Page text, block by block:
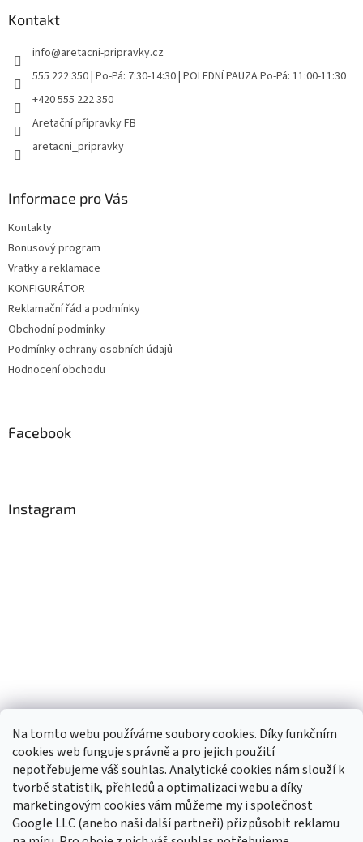
Na tomto webu používáme soubory cookies. Díky funkčním
cookies web funguje správně a pro jejich použití
nepotřebujeme váš souhlas. Analytické cookies nám slouží k
tvorbě statistik, přehledů a optimalizaci webu a díky
marketingovým cookies vám můžeme my i společnost
Google LLC (anebo naši další partneři) přizpůsobit reklamu
Kontakt
info@aretacni-pripravky.cz
555 222 350 | Po-Pá: 7:30-14:30 | POLEDNÍ PAUZA Po-Pá: 11:00-11:30
+420 555 222 350
Aretační přípravky FB
aretacni_pripravky
Informace pro Vás
Kontakty
Bonusový program
Vratky a reklamace
KONFIGURÁTOR
Reklamační řád a podmínky
Obchodní podmínky
Podmínky ochrany osobních údajů
Hodnocení obchodu
Facebook
Instagram
Sledovat na Instagramu